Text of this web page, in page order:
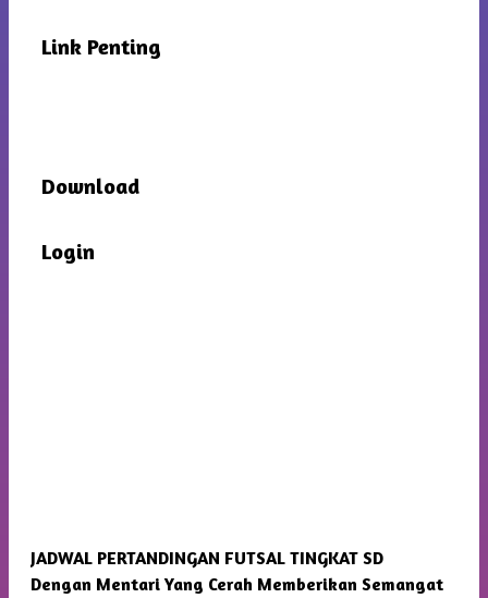
Link Penting
Download
Login
JADWAL PERTANDINGAN FUTSAL TINGKAT SD
Dengan Mentari Yang Cerah Memberikan Semangat